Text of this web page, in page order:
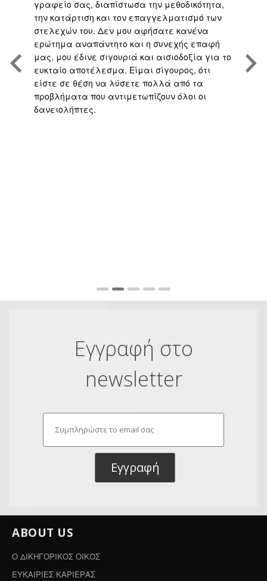
γραφείο σας, διαπίστωσα την μεθοδικότητα,
την κατάρτιση και τον επαγγελματισμό των
στελεχών του. Δεν μου αφήσατε κανένα
ερώτημα αναπάντητο και η συνεχής επαφή
μας, μου έδινε σιγουριά και αισιοδοξία για το
ευκταίο αποτέλεσμα. Είμαι σίγουρος, ότι
είστε σε θέση να λύσετε πολλά από τα
προβλήματα που αντιμετωπίζουν όλοι οι
δανειολήπτες.
Εγγραφή στο
newsletter
Εγγραφή
ABOUT US
Ο ΔΙΚΗΓΟΡΙΚΟΣ ΟΙΚΟΣ
ΕΥΚΑΙΡΙΕΣ ΚΑΡΙΕΡΑΣ